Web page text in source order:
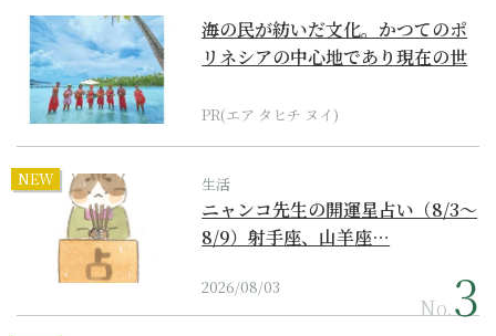
海の民が紡いだ文化。かつてのポ
リネシアの中心地であり現在の世
PR(エア タヒチ ヌイ)
NEW 生活
ニャンコ先生の開運星占い（8/3～
8/9）射手座、山羊座…
2026/08/03
No.